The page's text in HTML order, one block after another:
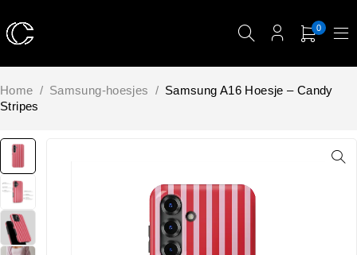
0
Home / Samsung-hoesjes / Samsung A16 Hoesje – Candy
Stripes